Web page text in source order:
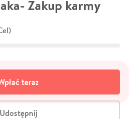
Zakup karmy
teraz
Udostępnij